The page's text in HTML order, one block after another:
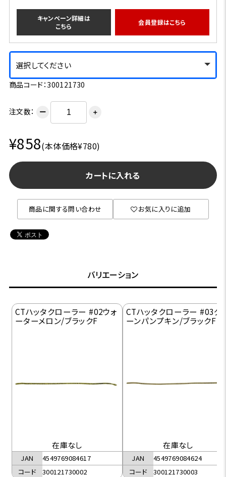
キャンペーン詳細は
こちら
会員登録はこちら
選択してください
商品コード：300121730
注文数： ー ＋
¥858(本体価格¥780)
カートに入れる
商品に関する問い合わせ お気に入りに追加
バリエーション
CTハッタクローラー #02ウォ
ーターメロン/ブラックF
在庫なし
JAN
4549769084617
コード
300121730002
CTハッタクローラー #03グ
ーンパンプキン/ブラックF
在庫なし
JAN
4549769084624
コード
300121730003